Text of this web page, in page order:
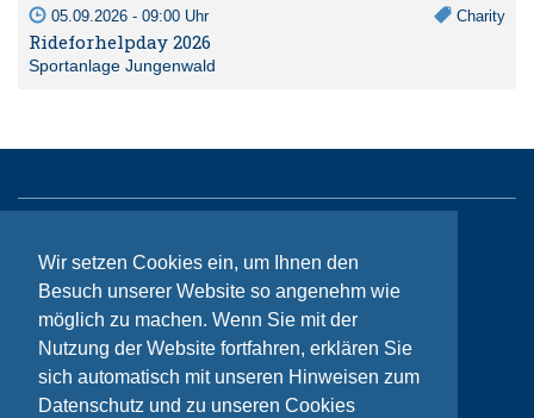
Wir setzen Cookies ein, um Ihnen den
Besuch unserer Website so angenehm wie
möglich zu machen. Wenn Sie mit der
Nutzung der Website fortfahren, erklären Sie
sich automatisch mit unseren Hinweisen zum
Datenschutz und zu unseren Cookies
05.09.2026 - 09:00 Uhr Charity
Rideforhelpday 2026
Sportanlage Jungenwald
Kontakt
Impressum
Datenschutzhinweise